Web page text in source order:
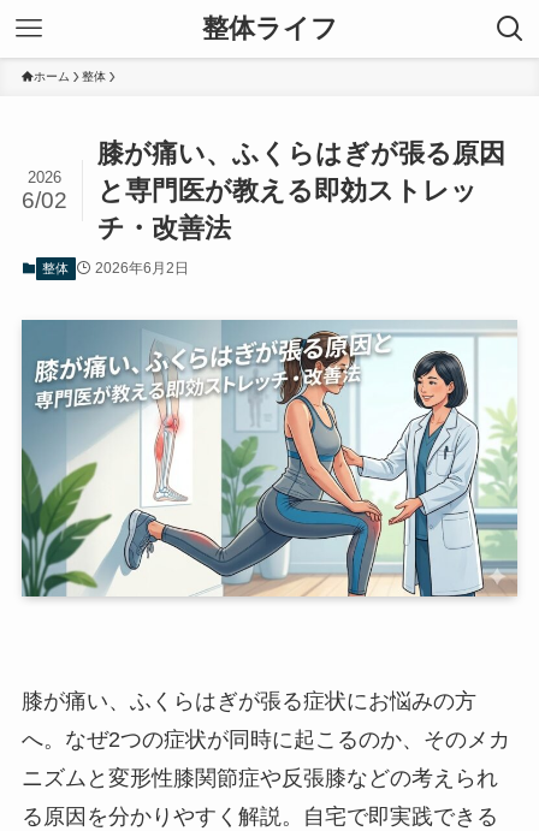
整体ライフ
ホーム 整体
膝が痛い、ふくらはぎが張る原因
と専門医が教える即効ストレッ
チ・改善法
2026
6/02
整体 2026年6月2日
膝が痛い、ふくらはぎが張る症状にお悩みの方
へ。なぜ2つの症状が同時に起こるのか、そのメカ
ニズムと変形性膝関節症や反張膝などの考えられ
る原因を分かりやすく解説。自宅で即実践できる